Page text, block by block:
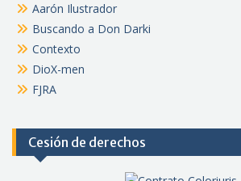
Aarón Ilustrador
Buscando a Don Darki
Contexto
DioX-men
FJRA
Cesión de derechos